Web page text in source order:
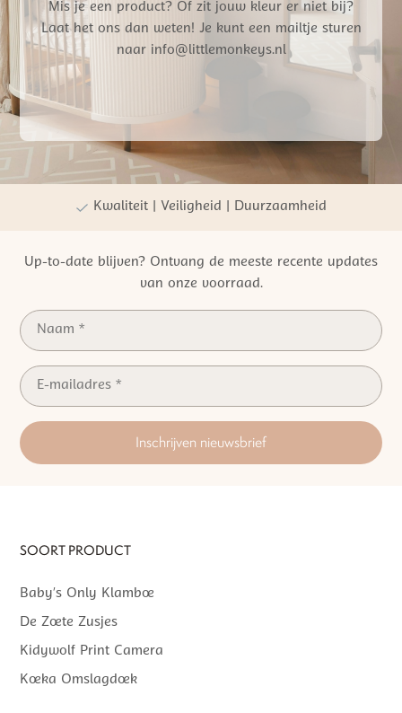
Mis je een product? Of zit jouw kleur er niet bij?
Laat het ons dan weten! Je kunt een mailtje sturen
naar info@littlemonkeys.nl
Gratis verzending vanaf €50,- NL
Persoonlijke winkelervaring
Kwaliteit | Veiligheid | Duurzaamheid
Up-to-date blijven? Ontvang de meeste recente updates
van onze voorraad.
Inschrijven nieuwsbrief
SOORT PRODUCT
Baby’s Only Klamboe
De Zoete Zusjes
Kidywolf Print Camera
Koeka Omslagdoek